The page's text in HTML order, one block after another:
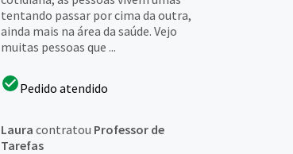
tentando passar por cima da outra,
ainda mais na área da saúde. Vejo
muitas pessoas que ...
Pedido atendido
Laura contratou Professor de
Tarefas